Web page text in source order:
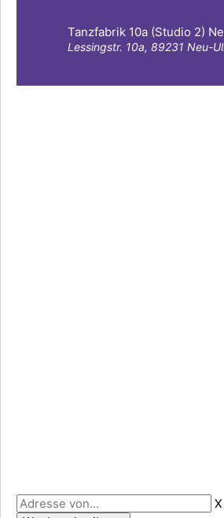
Tanzfabrik 10a (Studio 2)
Lessingstr. 10a, 89231 Neu-
X